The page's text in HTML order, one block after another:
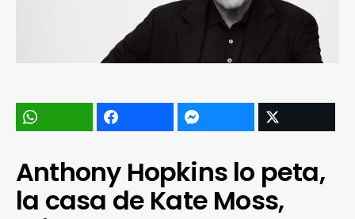
Anthony Hopkins lo peta,
la casa de Kate Moss,